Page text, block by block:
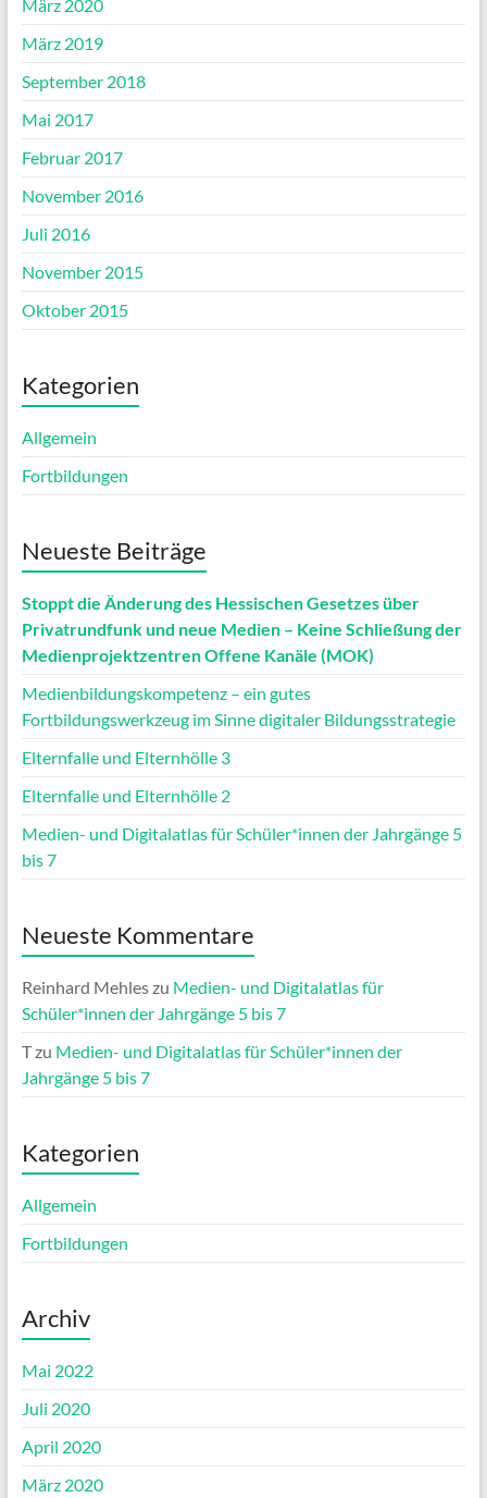
März 2020
März 2019
September 2018
Mai 2017
Februar 2017
November 2016
Juli 2016
November 2015
Oktober 2015
Kategorien
Allgemein
Fortbildungen
Neueste Beiträge
Stoppt die Änderung des Hessischen Gesetzes über
Privatrundfunk und neue Medien – Keine Schließung der
Medienprojektzentren Offene Kanäle (MOK)
Medienbildungskompetenz – ein gutes
Fortbildungswerkzeug im Sinne digitaler Bildungsstrategie
Elternfalle und Elternhölle 3
Elternfalle und Elternhölle 2
Medien- und Digitalatlas für Schüler*innen der Jahrgänge 5
bis 7
Neueste Kommentare
Reinhard Mehleszu Medien- und Digitalatlas für
Schüler*innen der Jahrgänge 5 bis 7
Tzu Medien- und Digitalatlas für Schüler*innen der
Jahrgänge 5 bis 7
Kategorien
Allgemein
Fortbildungen
Archiv
Mai 2022
Juli 2020
April 2020
März 2020